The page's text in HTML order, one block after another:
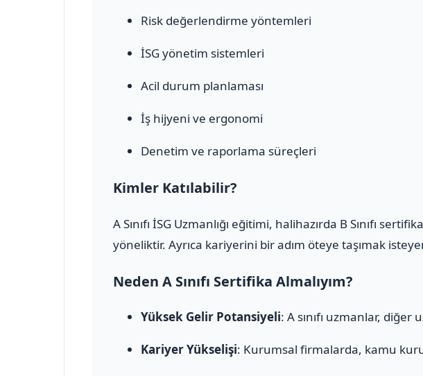
Risk değerlendirme yöntemleri
İSG yönetim sistemleri
Acil durum planlaması
İş hijyeni ve ergonomi
Denetim ve raporlama süreçleri
Kimler Katılabilir?
A Sınıfı İSG Uzmanlığı eğitimi, halihazırda B Sınıfı
yöneliktir. Ayrıca kariyerini bir adım öteye taşımak
Neden A Sınıfı Sertifika Almalıyım?
Yüksek Gelir Potansiyeli: A sınıfı uzmanlar,
Kariyer Yükselişi: Kurumsal firmalarda, kamu